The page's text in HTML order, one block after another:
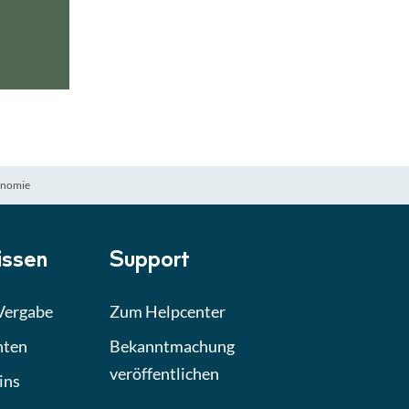
im Vergabeverfahren► 3:18 Min
von Angeboten Lektion
Support
Zum Helpcenter
Bekanntmachung
veröffentlichen